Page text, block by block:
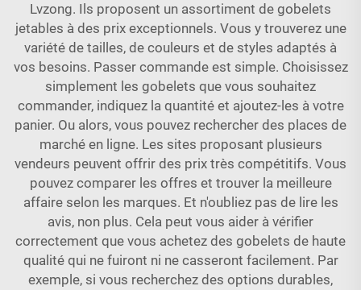
Lvzong. Ils proposent un assortiment de gobelets
jetables à des prix exceptionnels. Vous y trouverez une
variété de tailles, de couleurs et de styles adaptés à
vos besoins. Passer commande est simple. Choisissez
simplement les gobelets que vous souhaitez
commander, indiquez la quantité et ajoutez-les à votre
panier. Ou alors, vous pouvez rechercher des places de
marché en ligne. Les sites proposant plusieurs
vendeurs peuvent offrir des prix très compétitifs. Vous
pouvez comparer les offres et trouver la meilleure
affaire selon les marques. Et n'oubliez pas de lire les
avis, non plus. Cela peut vous aider à vérifier
correctement que vous achetez des gobelets de haute
qualité qui ne fuiront ni ne casseront facilement. Par
exemple, si vous recherchez des options durables,